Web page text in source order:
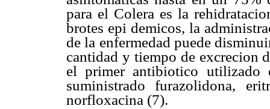
para el Colera es la
brotes epi demicos, la
de la enfermedad puede
cantidad y tiempo de excrecion
el primer antibiotico utilizado
suministrado furazolidona,
norfloxacina (7).